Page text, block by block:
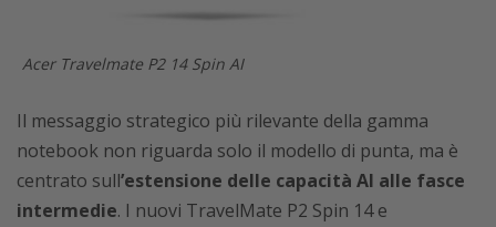
Acer Travelmate P2 14 Spin AI
Il messaggio strategico più rilevante della gamma
notebook non riguarda solo il modello di punta, ma è
centrato sull’estensione delle capacità AI alle fasce
intermedie. I nuovi TravelMate P2 Spin 14 e